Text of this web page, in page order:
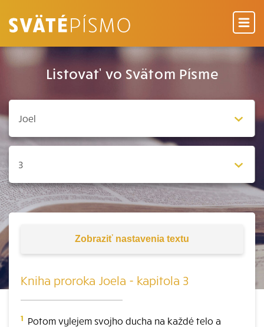
Listovať vo Svätom Písme
Zobraziť nastavenia textu
Kniha proroka Joela - kapitola 3
1 Potom vylejem svojho ducha na každé telo a